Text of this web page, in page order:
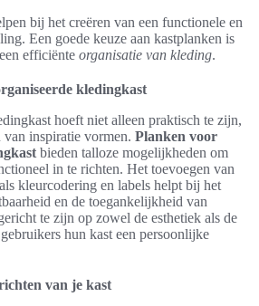
bij het creëren van een functionele en
Een goede keuze aan kastplanken is
efficiënte organisatie van kleding.
kledingkast
hoeft niet alleen praktisch te zijn,
inspiratie vormen. Planken voor
bieden talloze mogelijkheden om
in te richten. Het toevoegen van
kleurcodering en labels helpt bij het
en de toegankelijkheid van
te zijn op zowel de esthetiek als de
hun kast een persoonlijke
van je kast